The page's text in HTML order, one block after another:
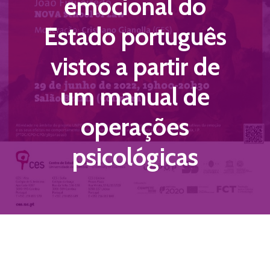
emocional do
Estado português
vistos a partir de
um manual de
operações
psicológicas